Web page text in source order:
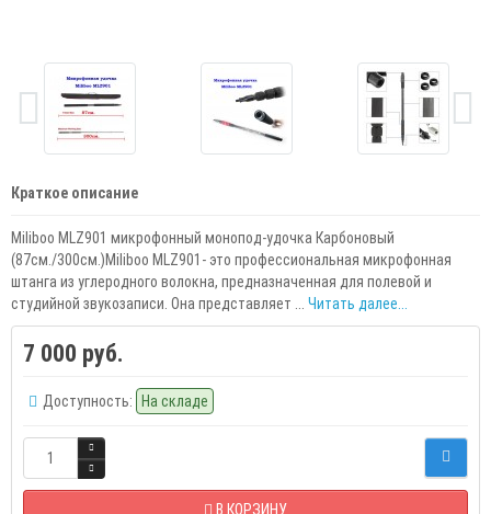
Краткое описание
Miliboo MLZ901 микрофонный монопод-удочка Карбоновый
(87см./300см.)Miliboo MLZ901- это профессиональная микрофонная
штанга из углеродного волокна, предназначенная для полевой и
студийной звукозаписи. Она представляет ... Читать далее...
7 000 руб.
Доступность: На складе
В КОРЗИНУ